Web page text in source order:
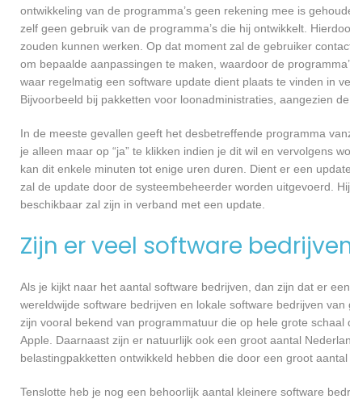
ontwikkeling van de programma’s geen rekening mee is
zelf geen gebruik van de programma’s die hij ontwikkelt.
zouden kunnen werken. Op dat moment zal de gebruiker
om bepaalde aanpassingen te maken, waardoor de
waar regelmatig een software update dient plaats te vinden in
Bijvoorbeeld bij pakketten voor loonadministraties, aangezien
In de meeste gevallen geeft het desbetreffende programma
je alleen maar op “ja” te klikken indien je dit wil en vervolgens
kan dit enkele minuten tot enige uren duren. Dient er een
zal de update door de systeembeheerder worden uitgevoerd.
beschikbaar zal zijn in verband met een update.
Zijn er veel software
Als je kijkt naar het aantal software bedrijven, dan zijn dat er
wereldwijde software bedrijven en lokale software bedrijven
zijn vooral bekend van programmatuur die op hele grote
Apple. Daarnaast zijn er natuurlijk ook een groot aantal
belastingpakketten ontwikkeld hebben die door een groot
Tenslotte heb je nog een behoorlijk aantal kleinere software